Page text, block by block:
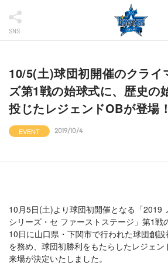
SNS
10/5(土)球団初開催のクライ
ズ第1戦の始球式に、歴史の
投じたレジェンドOBが登場！
EVENT 2019/10/4
10月5日(土)より球団初開催となる「2019
シリーズ・セ ファーストステージ」第1戦
10日に山口県・下関市で行われた球団創
を務め、球団初勝利をもたらしたレジェ
来場が決定いたしました。